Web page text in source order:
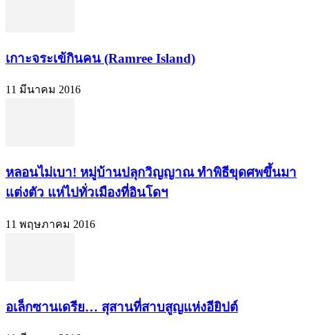
เกาะจระเข้กินคน (Ramree Island)
11 มีนาคม 2016
หลอนไม่เบา! หมู่บ้านปลุกวิญญาณ ทำพิธีขุดศพขึ้นมา
แต่งตัว แห่ไปทั่วเมืองที่อินโดฯ
11 พฤษภาคม 2016
อเล็กซานเดรีย… สุสานที่สาบสูญแห่งอียิปต์